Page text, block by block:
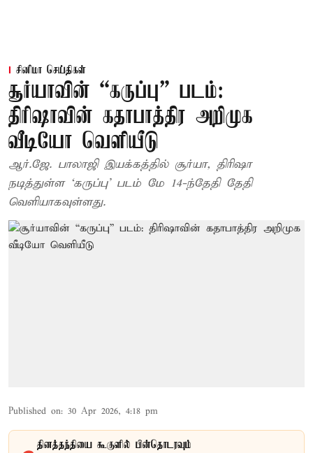
சினிமா செய்திகள்
சூர்யாவின் “கருப்பு” படம்:
திரிஷாவின் கதாபாத்திர அறிமுக
வீடியோ வெளியீடு
ஆர்.ஜே. பாலாஜி இயக்கத்தில் சூர்யா, திரிஷா
நடித்துள்ள ‘கருப்பு’ படம் மே 14-ந்தேதி தேதி
வெளியாகவுள்ளது.
Published on: 30 Apr 2026, 4:18 pm
தினத்தந்தியை கூகுளில் பின்தொடரவும்